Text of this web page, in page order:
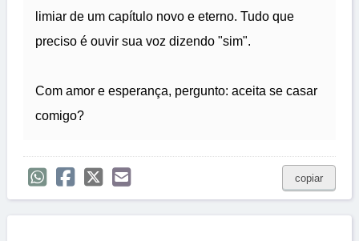
limiar de um capítulo novo e eterno. Tudo que
preciso é ouvir sua voz dizendo "sim".
Com amor e esperança, pergunto: aceita se casar
comigo?
copiar